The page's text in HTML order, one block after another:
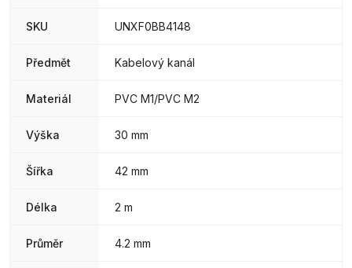
SKU UNXF0BB4148
Předmět Kabelový kanál
Materiál PVC M1/PVC M2
Výška 30 mm
Šířka 42 mm
Délka 2 m
Průměr 4.2 mm